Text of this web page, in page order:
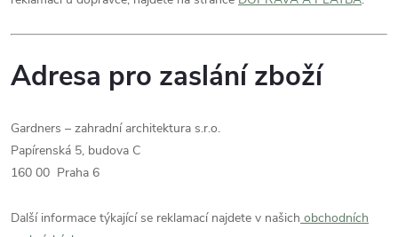
Adresa pro zaslání zboží
Gardners – zahradní architektura s.r.o.
Papírenská 5, budova C
160 00 Praha 6
Další informace týkající se reklamací najdete v našich obchodních